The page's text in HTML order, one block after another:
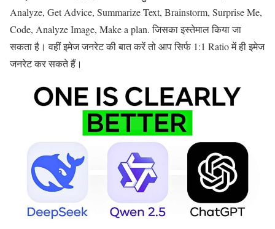
Analyze, Get Advice, Summarize Text, Brainstorm, Surprise Me,
Code, Analyze Image, Make a plan. जिसका इस्तेमाल किया जा
सकता है। वहीं इमेज जनरेट की बात करें तो आप सिर्फ 1:1 Ratio में ही इमेज
जनरेट कर सकते हैं।